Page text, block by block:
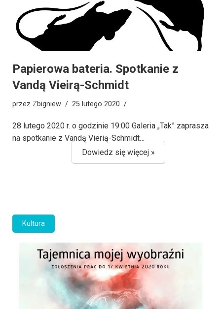
Papierowa bateria. Spotkanie z
Vandą Vieirą-Schmidt
przez Zbigniew 25 lutego 2020
28 lutego 2020 r. o godzinie 19:00 Galeria „Tak” zaprasza
na spotkanie z Vandą Vierią-Schmidt…
Dowiedz się więcej »
Kultura